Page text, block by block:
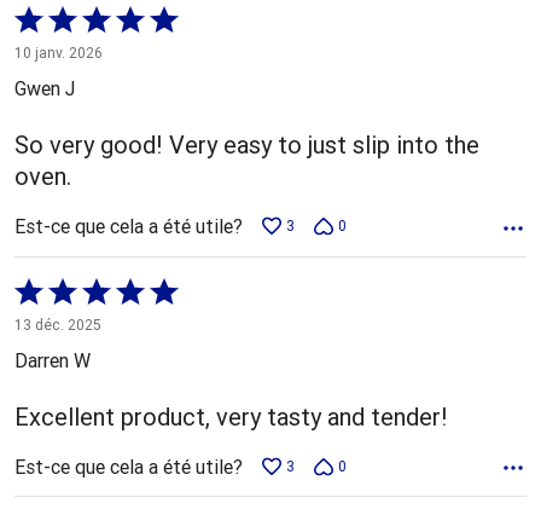
Coté
5 sur
5
10 janv. 2026
Gwen J
So very good! Very easy to just slip into the
oven.
Est-ce que cela a été utile? 3 0
Coté
5 sur
5
13 déc. 2025
Darren W
Excellent product, very tasty and tender!
Est-ce que cela a été utile? 3 0